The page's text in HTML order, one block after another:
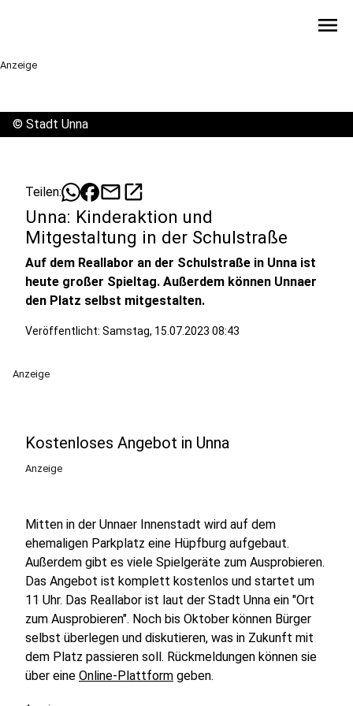
menu
Anzeige
© Stadt Unna
Teilen: mailopen_in_new
Unna: Kinderaktion und
Mitgestaltung in der Schulstraße
Auf dem Reallabor an der Schulstraße in Unna ist
heute großer Spieltag. Außerdem können Unnaer
den Platz selbst mitgestalten.
Veröffentlicht: Samstag, 15.07.2023 08:43
Anzeige
Kostenloses Angebot in Unna
Anzeige
Mitten in der Unnaer Innenstadt wird auf dem
ehemaligen Parkplatz eine Hüpfburg aufgebaut.
Außerdem gibt es viele Spielgeräte zum Ausprobieren.
Das Angebot ist komplett kostenlos und startet um
11 Uhr. Das Reallabor ist laut der Stadt Unna ein "Ort
zum Ausprobieren". Noch bis Oktober können Bürger
selbst überlegen und diskutieren, was in Zukunft mit
dem Platz passieren soll. Rückmeldungen können sie
über eine Online-Plattform geben.